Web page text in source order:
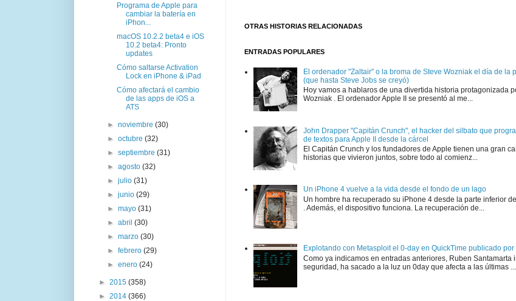
OTRAS HISTORIAS RELACIONADAS
ENTRADAS POPULARES
El ordenador "Zaltair" o la broma de Steve Wozniak el día de la
(que hasta Steve Jobs se creyó)
Hoy vamos a hablaros de una divertida historia protagonizada
Wozniak . El ordenador Apple II se presentó al me...
John Drapper "Capitán Crunch", el hacker del silbato que
de textos para Apple II desde la cárcel
El Capitán Crunch y los fundadores de Apple tienen una gran
historias que vivieron juntos, sobre todo al comienz...
Un iPhone 4 vuelve a la vida desde el fondo de un lago
Un hombre ha recuperado su iPhone 4 desde la parte inferior
. Además, el dispositivo funciona. La recuperación de...
Explotando con Metasploit el 0-day en QuickTime publicado
Como ya indicamos en entradas anteriores, Ruben Santamarta
seguridad, ha sacado a la luz un 0day que afecta a las últimas ...
Programa de Apple para
cambiar la batería en
iPhon...
macOS 10.2.2 beta4 e iOS
10.2 beta4: Pronto
updates
Cómo saltarse Activation
Lock en iPhone & iPad
Cómo afectará el cambio
de las apps de iOS a
ATS
►noviembre(30)
►octubre(32)
►septiembre(31)
►agosto(32)
►julio(31)
►junio(29)
►mayo(31)
►abril(30)
►marzo(30)
►febrero(29)
►enero(24)
► 2015 (358)
► 2014 (366)